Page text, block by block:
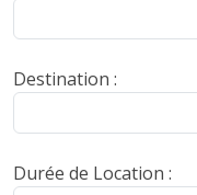
Destination :
Durée de Location :